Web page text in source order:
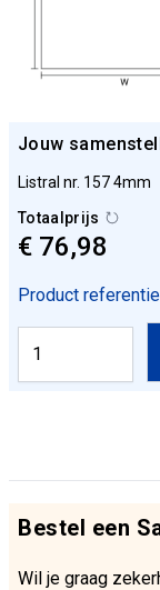
Jouw
Listral nr. 157 4mm
Totaalprijs
€ 76,98
Product
Bestel een
Wil je graag